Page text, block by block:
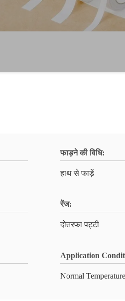
फाड़ने की विधि:
हाथ से फाड़ें
रेंज:
दोतरफा पट्टी
Application
Normal Temperature